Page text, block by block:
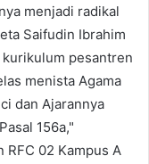
menjadi radikal
Saifudin Ibrahim
pesantren
menista Agama
dan Ajarannya
156a,"
RFC 02 Kampus A